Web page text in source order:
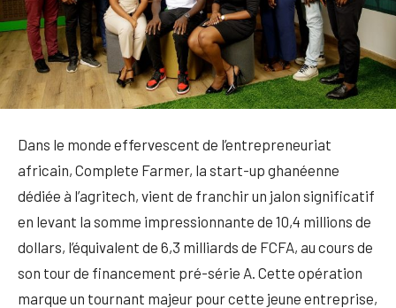
Dans le monde effervescent de l’entrepreneuriat
africain, Complete Farmer, la start-up ghanéenne
dédiée à l’agritech, vient de franchir un jalon significatif
en levant la somme impressionnante de 10,4 millions de
dollars, l’équivalent de 6,3 milliards de FCFA, au cours de
son tour de financement pré-série A. Cette opération
marque un tournant majeur pour cette jeune entreprise,